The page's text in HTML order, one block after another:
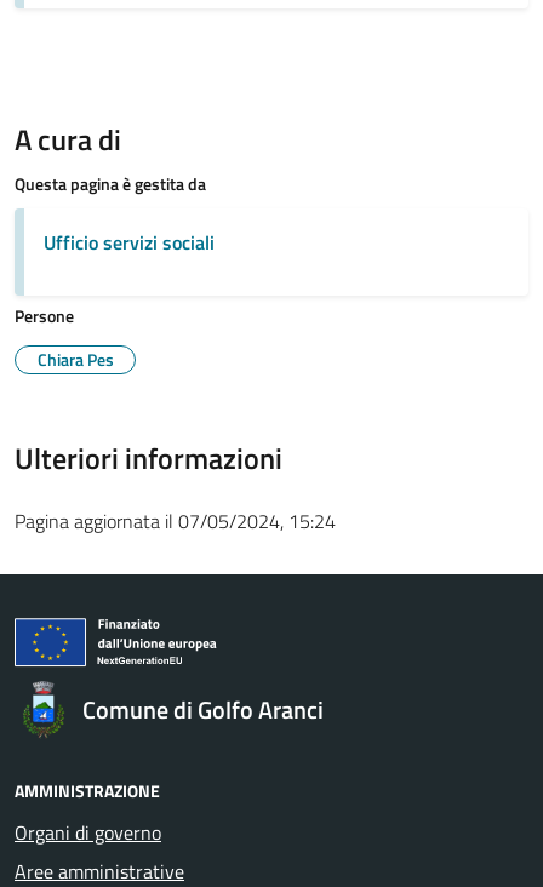
A cura di
Questa pagina è gestita da
Ufficio servizi sociali
Persone
Chiara Pes
Ulteriori informazioni
Pagina aggiornata il 07/05/2024, 15:24
Comune di Golfo Aranci
AMMINISTRAZIONE
Organi di governo
Aree amministrative